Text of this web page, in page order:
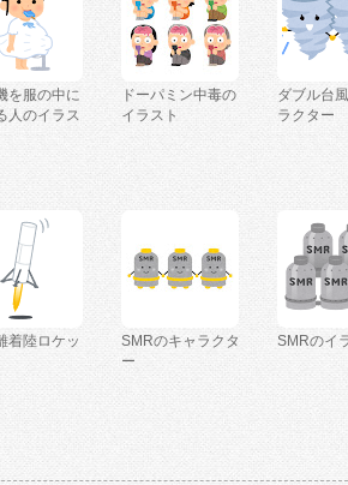
を服の中に
人のイラス
ドーパミン中毒の
イラスト
ダブル台
ラクター
着陸ロケッ
SMRのキャラクタ
ー
SMRのイ